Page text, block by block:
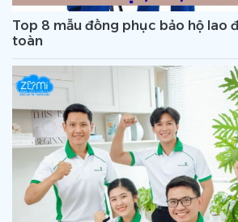
Top 8 mẫu đồng phục bảo hộ lao
toàn